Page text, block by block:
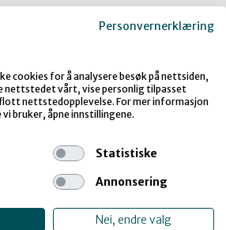
i Kristiansund
Kristiansunds ungdom hva de mest
kunne ta bruk byrommene, var
Wifi og lademuligheter. Som
skal etter hvert få gratis internett.
var definert/utpekt som en arena
med samarbeidspartnere med å
Personvernerklæring
cookies for å analysere besøk på nettsiden,
nettstedet vårt, vise personlig tilpasset
nettstedopplevelse. For mer informasjon
bruker, åpne innstillingene.
Statistiske
Annonsering
Nei, endre valg